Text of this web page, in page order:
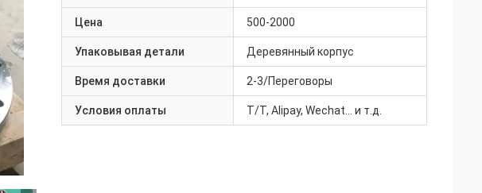
Цена 500-2000
Упаковывая детали Деревянный корпус
Время доставки 2-3/Переговоры
Условия оплаты T/T, Alipay, Wechat... и т.д.